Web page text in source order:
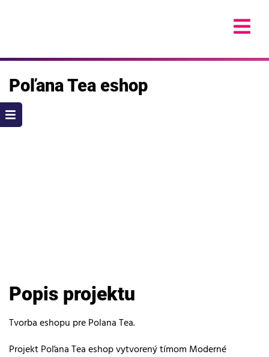
Poľana Tea eshop
Popis projektu
Tvorba eshopu pre Polana Tea.
Projekt Poľana Tea eshop vytvorený tímom Moderné